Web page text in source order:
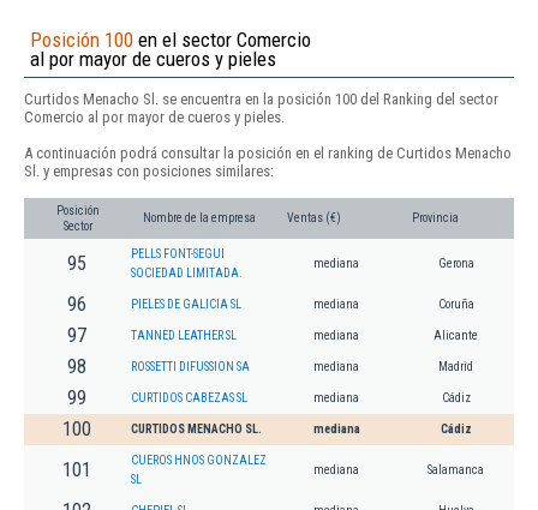
Posición 100 en el sector Comercio
al por mayor de cueros y pieles
Curtidos Menacho Sl. se encuentra en la posición 100 del Ranking del sector
Comercio al por mayor de cueros y pieles.
A continuación podrá consultar la posición en el ranking de Curtidos Menacho
Sl. y empresas con posiciones similares:
Posición
Sector
Nombre de la empresa Ventas (€) Provincia
95
PELLS FONT-SEGUI
SOCIEDAD LIMITADA.
mediana Gerona
96 PIELES DE GALICIA SL mediana Coruña
97 TANNED LEATHER SL mediana Alicante
98 ROSSETTI DIFUSSION SA mediana Madrid
99 CURTIDOS CABEZAS SL mediana Cádiz
100 CURTIDOS MENACHO SL. mediana Cádiz
101
CUEROS HNOS GONZALEZ
SL
mediana Salamanca